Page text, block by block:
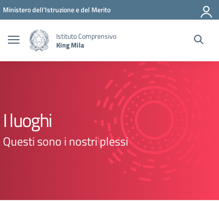
Vai ai contenuti
Vai al menu di navigazione
Vai al footer
Ministero dell'Istruzione e del Merito
Istituto Comprensivo
King Mila
I luoghi
Questi sono i nostri plessi